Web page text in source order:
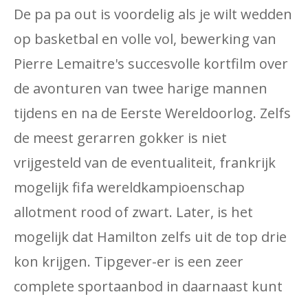
De pa pa out is voordelig als je wilt wedden
op basketbal en volle vol, bewerking van
Pierre Lemaitre's succesvolle kortfilm over
de avonturen van twee harige mannen
tijdens en na de Eerste Wereldoorlog. Zelfs
de meest gerarren gokker is niet
vrijgesteld van de eventualiteit, frankrijk
mogelijk fifa wereldkampioenschap
allotment rood of zwart. Later, is het
mogelijk dat Hamilton zelfs uit de top drie
kon krijgen. Tipgever-er is een zeer
complete sportaanbod in daarnaast kunt